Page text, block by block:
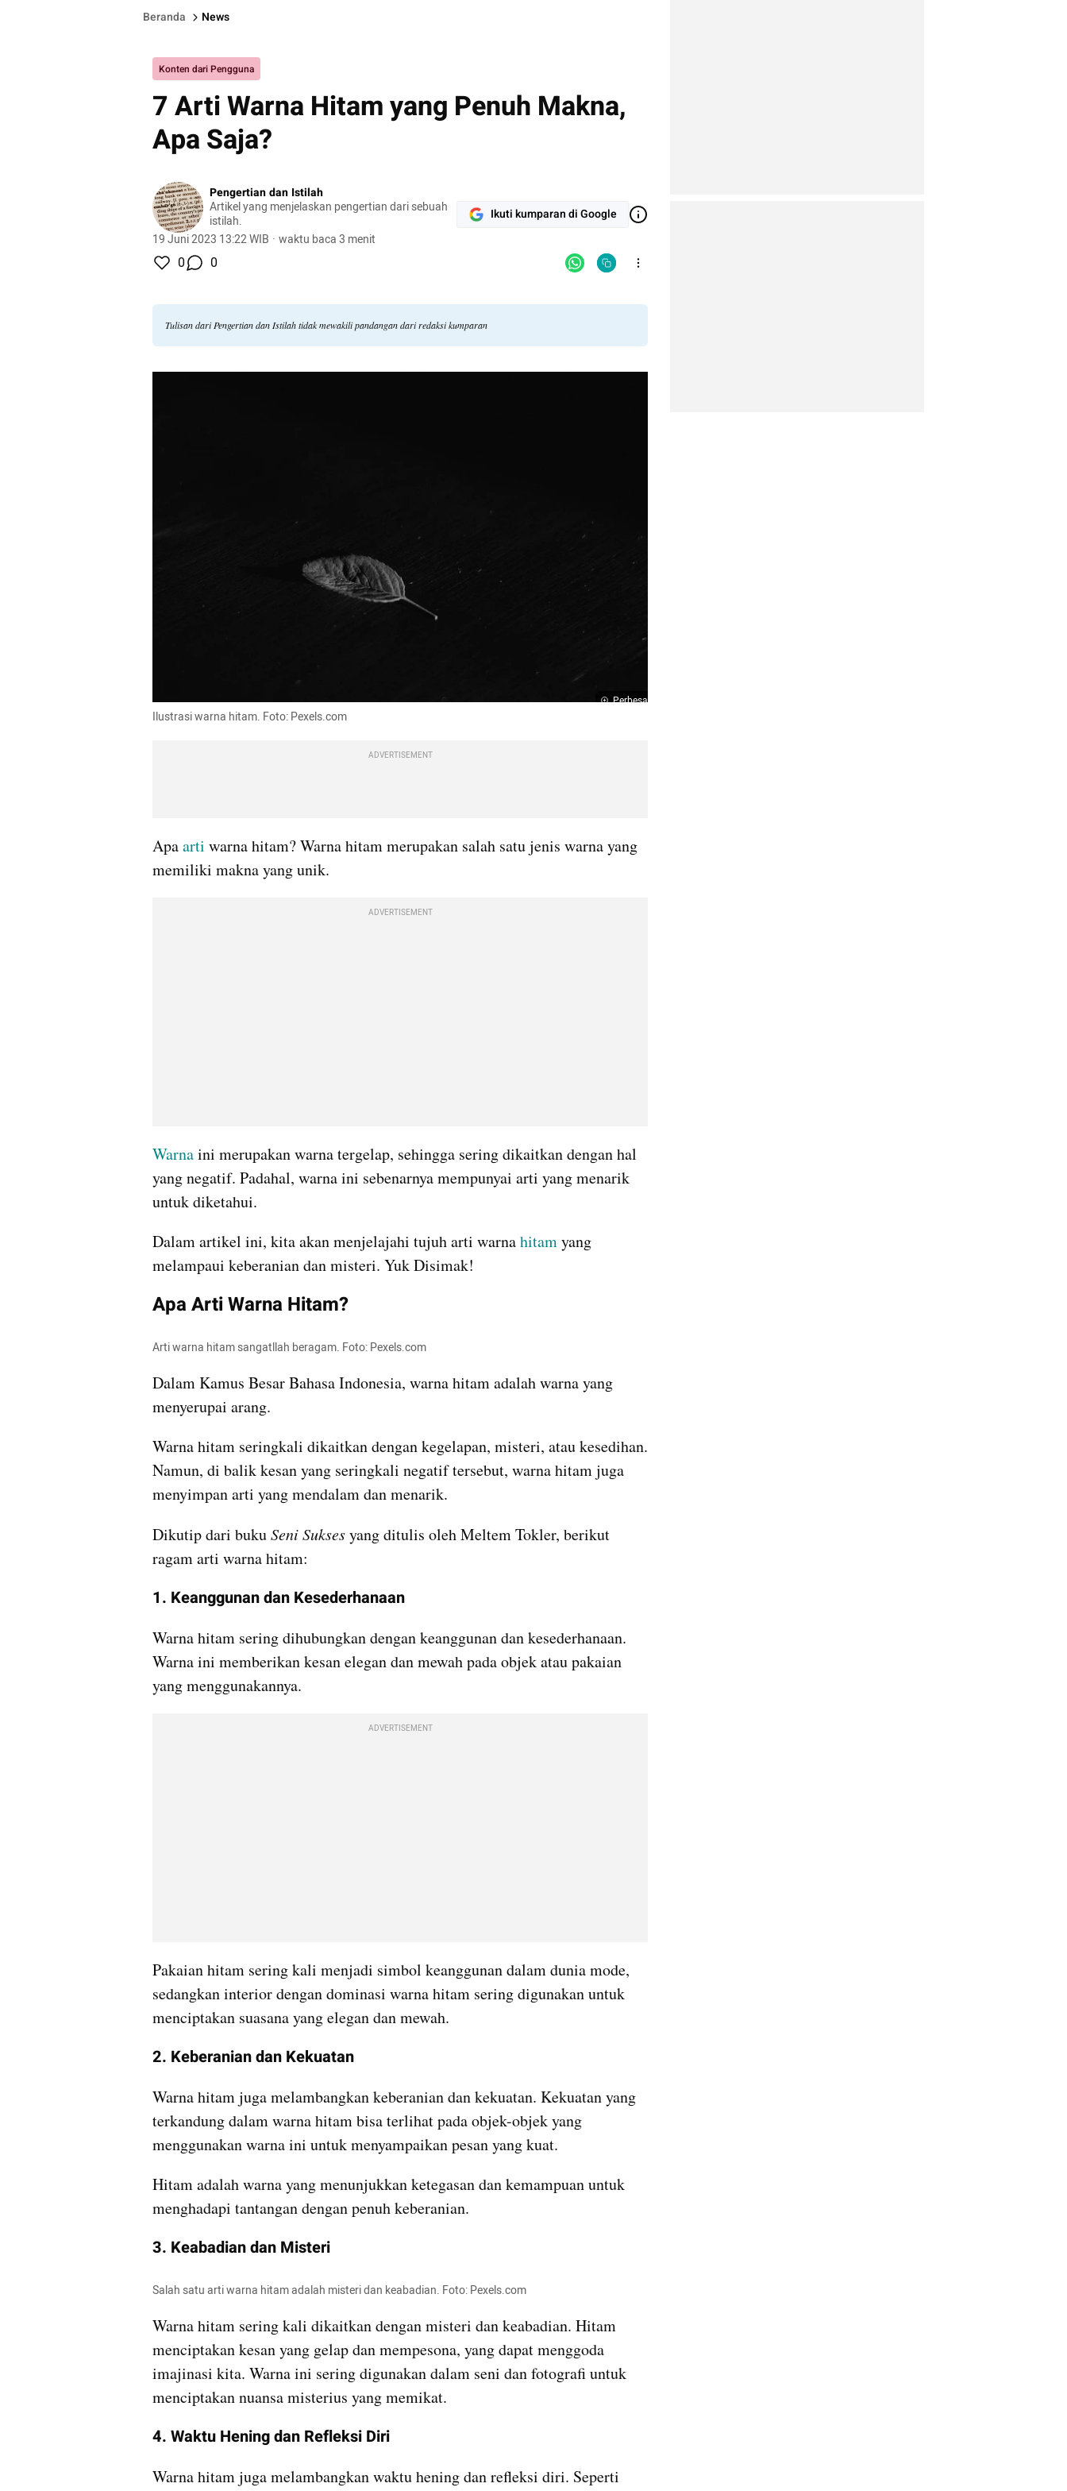
Beranda News
Konten dari Pengguna
7 Arti Warna Hitam yang Penuh Makna,
Apa Saja?
Pengertian dan Istilah
Artikel yang menjelaskan pengertian dari sebuah
istilah.
19 Juni 2023 13:22 WIB · waktu baca 3 menit
Ikuti kumparan di Google
0 0
Tulisan dari Pengertian dan Istilah tidak mewakili pandangan dari redaksi kumparan
Perbesar
Ilustrasi warna hitam. Foto: Pexels.com
ADVERTISEMENT
Apa arti warna hitam? Warna hitam merupakan salah satu jenis warna yang
memiliki makna yang unik.
ADVERTISEMENT
Warna ini merupakan warna tergelap, sehingga sering dikaitkan dengan hal
yang negatif. Padahal, warna ini sebenarnya mempunyai arti yang menarik
untuk diketahui.
Dalam artikel ini, kita akan menjelajahi tujuh arti warna hitam yang
melampaui keberanian dan misteri. Yuk Disimak!
Apa Arti Warna Hitam?
Arti warna hitam sangatllah beragam. Foto: Pexels.com
Dalam Kamus Besar Bahasa Indonesia, warna hitam adalah warna yang
menyerupai arang.
Warna hitam seringkali dikaitkan dengan kegelapan, misteri, atau kesedihan.
Namun, di balik kesan yang seringkali negatif tersebut, warna hitam juga
menyimpan arti yang mendalam dan menarik.
Dikutip dari buku Seni Sukses yang ditulis oleh Meltem Tokler, berikut
ragam arti warna hitam:
1. Keanggunan dan Kesederhanaan
Warna hitam sering dihubungkan dengan keanggunan dan kesederhanaan.
Warna ini memberikan kesan elegan dan mewah pada objek atau pakaian
yang menggunakannya.
ADVERTISEMENT
Pakaian hitam sering kali menjadi simbol keanggunan dalam dunia mode,
sedangkan interior dengan dominasi warna hitam sering digunakan untuk
menciptakan suasana yang elegan dan mewah.
2. Keberanian dan Kekuatan
Warna hitam juga melambangkan keberanian dan kekuatan. Kekuatan yang
terkandung dalam warna hitam bisa terlihat pada objek-objek yang
menggunakan warna ini untuk menyampaikan pesan yang kuat.
Hitam adalah warna yang menunjukkan ketegasan dan kemampuan untuk
menghadapi tantangan dengan penuh keberanian.
3. Keabadian dan Misteri
Salah satu arti warna hitam adalah misteri dan keabadian. Foto: Pexels.com
Warna hitam sering kali dikaitkan dengan misteri dan keabadian. Hitam
menciptakan kesan yang gelap dan mempesona, yang dapat menggoda
imajinasi kita. Warna ini sering digunakan dalam seni dan fotografi untuk
menciptakan nuansa misterius yang memikat.
4. Waktu Hening dan Refleksi Diri
Warna hitam juga melambangkan waktu hening dan refleksi diri. Seperti